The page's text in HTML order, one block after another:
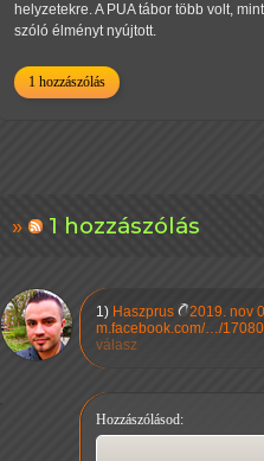
helyzetekre. A PUA tábor több volt,
szóló élményt nyújtott.
1 hozzászólás
1 hozzászólás
1) Haszprus
2019. nov
m.facebook.com/…/
válasz
Hozzászólásod: